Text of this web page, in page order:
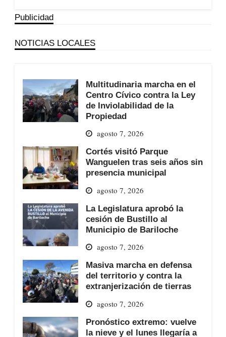
Publicidad
NOTICIAS LOCALES
Multitudinaria marcha en el
Centro Cívico contra la Ley
de Inviolabilidad de la
Propiedad
agosto 7, 2026
Cortés visitó Parque
Wanguelen tras seis años sin
presencia municipal
agosto 7, 2026
La Legislatura aprobó la
cesión de Bustillo al
Municipio de Bariloche
agosto 7, 2026
Masiva marcha en defensa
del territorio y contra la
extranjerización de tierras
agosto 7, 2026
Pronóstico extremo: vuelve
la nieve y el lunes llegaría a